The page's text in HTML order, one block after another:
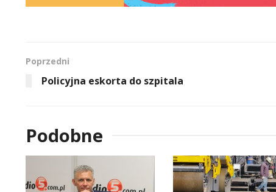
Poprzedni
Policyjna eskorta do szpitala
Podobne